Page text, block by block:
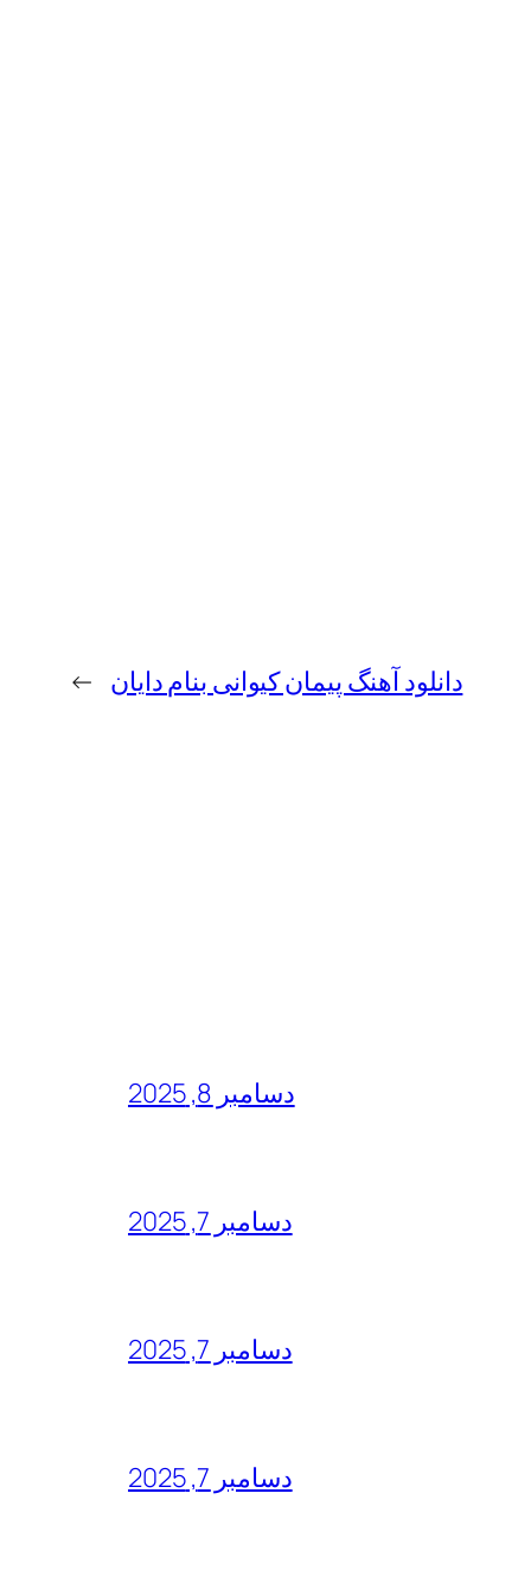
دانلود آهنگ پیمان کیوانی بنام دایان →
دسامبر 8, 2025
دسامبر 7, 2025
دسامبر 7, 2025
دسامبر 7, 2025